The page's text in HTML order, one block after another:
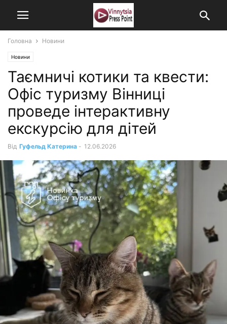
Головна Новини
Новини
Таємничі котики та квести:
Офіс туризму Вінниці
проведе інтерактивну
екскурсію для дітей
Від Гуфельд Катерина - 12.06.2026